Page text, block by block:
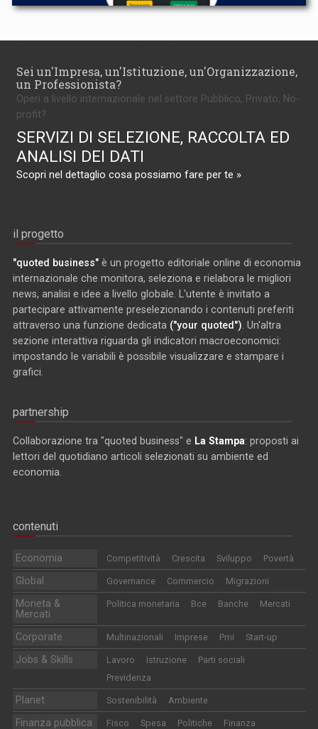
Sei un'Impresa, un'Istituzione, un'Organizzazione,
un Professionista?
Operi a livello internazionale nel settore Pubblico, Privato, No-
profit?
SERVIZI DI SELEZIONE, RACCOLTA ED
ANALISI DEI DATI
Scopri nel dettaglio cosa possiamo fare per te »
il progetto
"quoted business" è un progetto editoriale online di economia
internazionale che monitora, seleziona e rielabora le migliori
news, analisi e idee a livello globale. L'utente è invitato a
partecipare attivamente preselezionando i contenuti preferiti
attraverso una funzione dedicata ("your quoted") . Un'altra
sezione interattiva riguarda gli indicatori macroeconomici:
impostando le variabili è possibile visualizzare e stampare i
grafici.
partnership
Collaborazione tra "quoted business" e La Stampa: proposti ai
lettori del quotidiano articoli selezionati su ambiente ed
economia.
contenuti
Economia Competitività Crescita Sviluppo Povertà
Global Governance Commercio Migrazioni
Moneta &
Mercati
Politica monetaria Bce Banche Mercati
Corporate Multinazionali Imprese Pmi Start-up
Jobs & Skills Lavoro Istruzione
Parti sociali
Previdenza
Planet Sostenibilità Ambiente
Finanza pubblica Fisco Spesa Politiche Finanza